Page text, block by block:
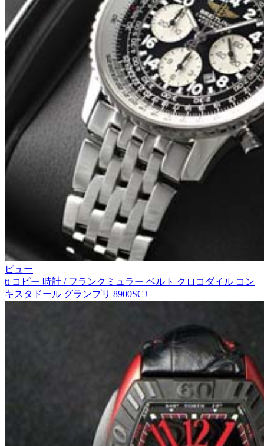
ビュー
tt コピー 時計 / フランクミュラー ベルト クロコダイル コン
キスタドール グランプリ 8900SCJ